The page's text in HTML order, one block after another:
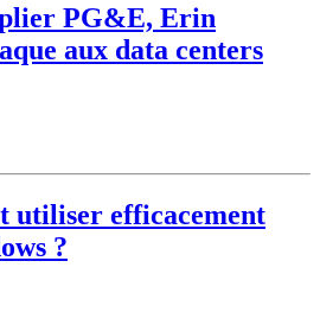
PG&E, Erin
aux data centers
utiliser efficacement
?